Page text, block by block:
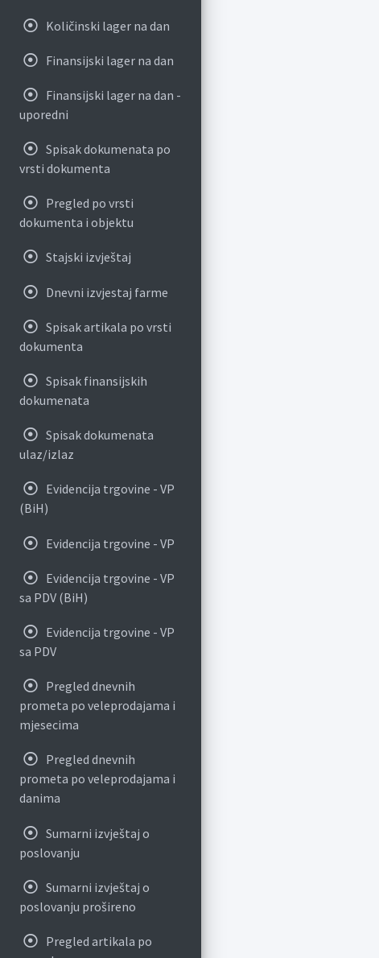
Količinski lager na dan
Finansijski lager na dan
Finansijski lager na dan -
uporedni
Spisak dokumenata po
vrsti dokumenta
Pregled po vrsti
dokumenta i objektu
Stajski izvještaj
Dnevni izvjestaj farme
Spisak artikala po vrsti
dokumenta
Spisak finansijskih
dokumenata
Spisak dokumenata
ulaz/izlaz
Evidencija trgovine - VP
(BiH)
Evidencija trgovine - VP
Evidencija trgovine - VP
sa PDV (BiH)
Evidencija trgovine - VP
sa PDV
Pregled dnevnih
prometa po veleprodajama i
mjesecima
Pregled dnevnih
prometa po veleprodajama i
danima
Sumarni izvještaj o
poslovanju
Sumarni izvještaj o
poslovanju prošireno
Pregled artikala po